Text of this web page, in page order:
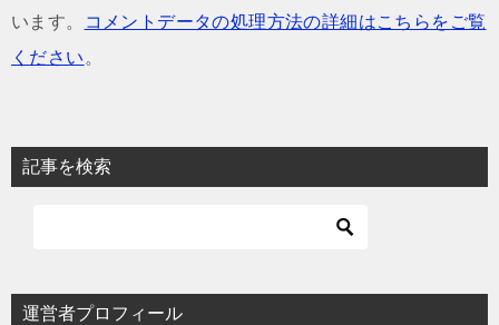
います。
コメントデータの処理方法の詳細はこちらをご覧
ください 。
記事を検索
運営者プロフィール